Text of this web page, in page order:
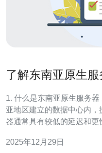
了解东南亚原生
1. 什么是东南亚原生服务器 东南亚原生服务器是指在东南
亚地区建立的数据中心内
器通常具有较低的延迟和
比，东南亚原生服务器能够
2025年12月29日